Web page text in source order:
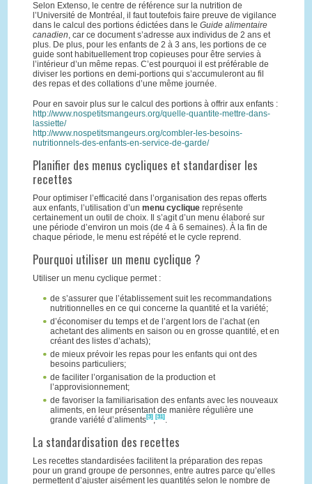
Selon Extenso, le centre de référence sur la nutrition de
l’Université de Montréal, il faut toutefois faire preuve de vigilance
dans le calcul des portions édictées dans le Guide alimentaire
canadien, car ce document s’adresse aux individus de 2 ans et
plus. De plus, pour les enfants de 2 à 3 ans, les portions de ce
guide sont habituellement trop copieuses pour être servies à
l’intérieur d’un même repas. C’est pourquoi il est préférable de
diviser les portions en demi-portions qui s’accumuleront au fil
des repas et des collations d’une même journée.
Pour en savoir plus sur le calcul des portions à offrir aux enfants :
http://www.nospetitsmangeurs.org/quelle-quantite-mettre-dans-
lassiette/
http://www.nospetitsmangeurs.org/combler-les-besoins-
nutritionnels-des-enfants-en-service-de-garde/
Planifier des menus cycliques et standardiser les
recettes
Pour optimiser l’efficacité dans l’organisation des repas offerts
aux enfants, l’utilisation d’un menu cycliquereprésente
certainement un outil de choix. Il s’agit d’un menu élaboré sur
une période d’environ un mois (de 4 à 6 semaines). À la fin de
chaque période, le menu est répété et le cycle reprend.
Pourquoi utiliser un menu cyclique ?
Utiliser un menu cyclique permet :
de s’assurer que l’établissement suit les recommandations
nutritionnelles en ce qui concerne la quantité et la variété;
d’économiser du temps et de l’argent lors de l’achat (en
achetant des aliments en saison ou en grosse quantité, et en
créant des listes d’achats);
de mieux prévoir les repas pour les enfants qui ont des
besoins particuliers;
de faciliter l’organisation de la production et
l’approvisionnement;
de favoriser la familiarisation des enfants avec les nouveaux
aliments, en leur présentant de manière régulière une
grande variété d’aliments[3] ,[31] .
La standardisation des recettes
Les recettes standardisées facilitent la préparation des repas
pour un grand groupe de personnes, entre autres parce qu’elles
permettent d’ajuster aisément les quantités selon le nombre de